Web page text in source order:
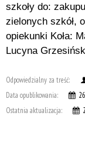
szkoły do:
zielonych szkół,
opiekunki Koła:
Lucyna
Odpowiedzialny za treść:
Data opublikowania:
Ostatnia aktualizacja: